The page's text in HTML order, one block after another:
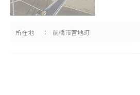
所在地 前橋市宮地町